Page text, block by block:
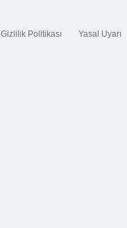
Gizlilik Politikası Yasal Uyarı